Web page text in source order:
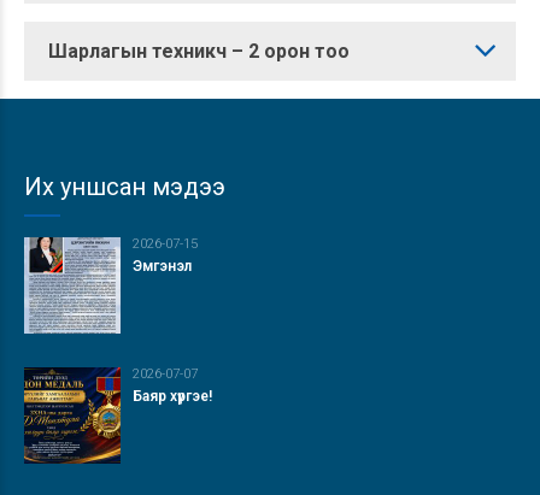
Шарлагын техникч – 2 орон тоо
Их уншсан мэдээ
2026-07-15
Эмгэнэл
2026-07-07
Баяр хүргэе!